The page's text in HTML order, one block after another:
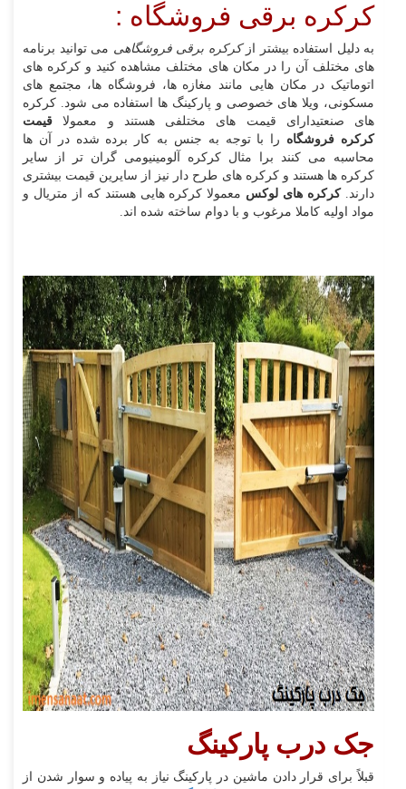
کرکره برقی فروشگاه :
به دلیل استفاده بیشتر ازکرکره برقی فروشگاهی می توانید برنامه
های مختلف آن را در مکان های مختلف مشاهده کنید و کرکره های
اتوماتیک در مکان هایی مانند مغازه ها، فروشگاه ها، مجتمع های
مسکونی، ویلا های خصوصی و پارکینگ ها استفاده می شود. کرکره
های صنعتیدارای قیمت های مختلفی هستند و معمولا قیمت
کرکره فروشگاه را با توجه به جنس به کار برده شده در آن ها
محاسبه می کنند برا مثال کرکره آلومینیومی گران تر از سایر
کرکره ها هستند و کرکره های طرح دار نیز از سایرین قیمت بیشتری
دارند.کرکره های لوکس معمولا کرکره هایی هستند که از متریال و
مواد اولیه کاملا مرغوب و با دوام ساخته شده اند.
جک درب پارکینگ
قبلاً برای قرار دادن ماشین در پارکینگ نیاز به پیاده و سوار شدن از